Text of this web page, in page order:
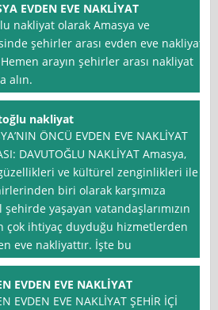
EVDEN EVE NAKLİYAT
nakliyat olarak Amasya ve
şehirler arası evden eve nakliyat
arayın şehirler arası nakliyat
alın.
nakliyat
ÖNCÜ EVDEN EVE NAKLİYAT
DAVUTOĞLU NAKLİYAT Amasya,
ve kültürel zenginlikleri ile
biri olarak karşımıza
şehirde yaşayan vatandaşlarımızın
çok ihtiyaç duyduğu hizmetlerden
eve nakliyattır. İşte bu
EVDEN EVE NAKLİYAT
EVDEN EVE NAKLİYAT ŞEHİR İÇİ